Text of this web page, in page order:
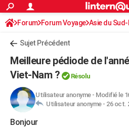
ACTUALITÉS
Politique
Société
Faits Divers
Education
Monde
Villes
+
Programme TV
TNTStreaming
Cinéma
Sorties cinéma
Musique
+FINANCE
Retraite
Impôts
Epargne
Immobilier
Risques naturels par ville
Banque
Assurance
Crédit
AUTO
Essais
Réserver un essai
Citadines
Berlines
SUV
Forum auto
HIGH-TECH
Forum Forum Voyage Asie du
Sujet Précédent
Meilleure pédiode de
Viet-Nam ?
Résolu
Utilisateur anonyme- Modifié le
Utilisateur anonyme - 26 oct.
Bonjour